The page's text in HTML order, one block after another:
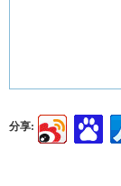
分享: